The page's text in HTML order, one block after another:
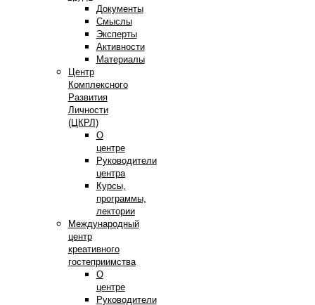
Документы
Смыслы
Эксперты
Активности
Материалы
Центр
Комплексного
Развития
Личности
(ЦКРЛ)
О
центре
Руководители
центра
Курсы,
программы,
лектории
Международный
центр
креативного
гостеприимства
О
центре
Руководители